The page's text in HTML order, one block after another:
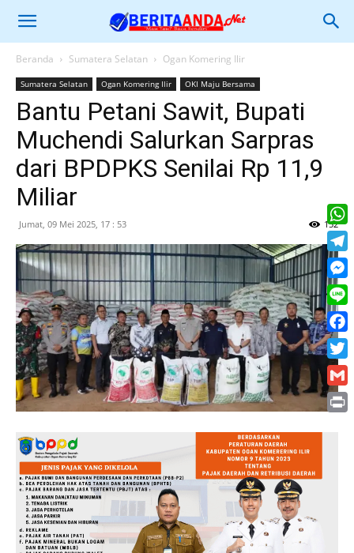
Beranda Sumatera Selatan Ogan Komering Ilir
Sumatera Selatan Ogan Komering Ilir OKI Maju Bersama
Bantu Petani Sawit, Bupati
Muchendi Salurkan Sarpras
dari BPDPKS Senilai Rp 11,9
Miliar
Jumat, 09 Mei 2025, 17 : 53 152
Line